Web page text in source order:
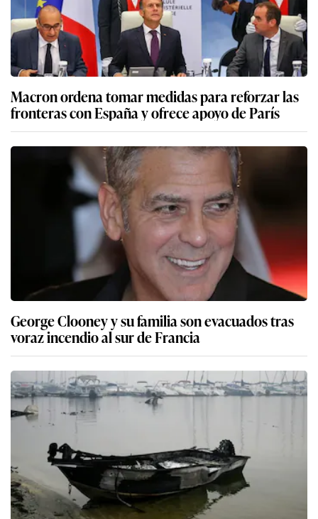
Macron ordena tomar medidas para reforzar las
fronteras con España y ofrece apoyo de París
George Clooney y su familia son evacuados tras
voraz incendio al sur de Francia